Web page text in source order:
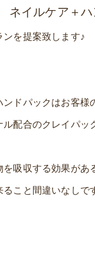
ネイルケア＋
を提案致します♪
ンドパックはお客様
ル配合のクレイパ
を吸収する効果があ
こと間違いなしで